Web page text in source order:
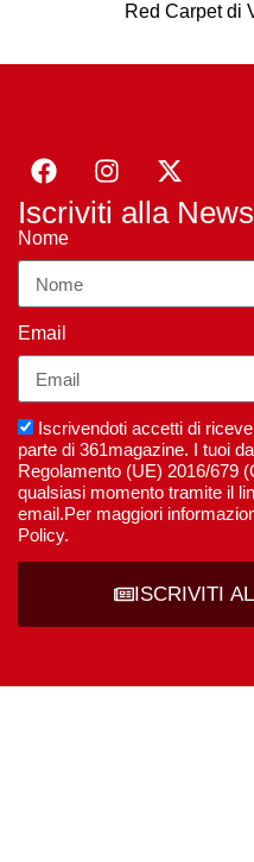
Red Carpet di
Iscriviti alla
Nome
Email
Iscrivendoti accetti di
parte di 361magazine. I tuoi
Regolamento (UE) 2016/679
qualsiasi momento tramite il
email.Per maggiori
Policy.
ISCRIVITI